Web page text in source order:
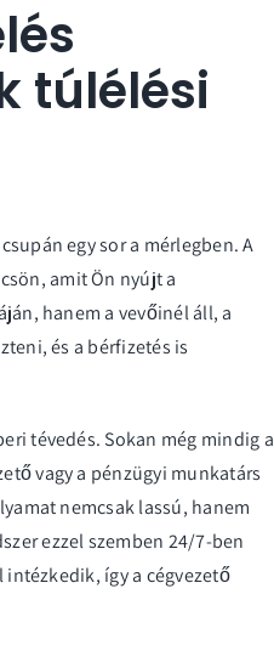
túlélési
csupán egy sor a mérlegben. A
amit Ön nyújt a
hanem a vevőinél áll, a
és a bérfizetés is
tévedés. Sokan még mindig a
vagy a pénzügyi munkatárs
nemcsak lassú, hanem
ezzel szemben 24/7-ben
így a cégvezető